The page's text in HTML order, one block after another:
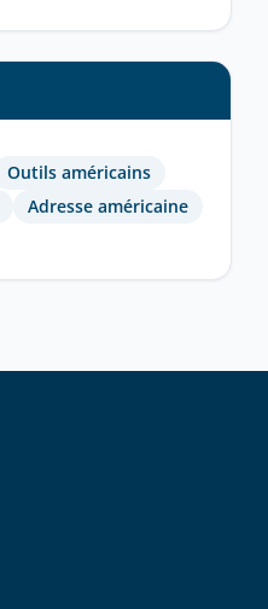
Outils américains
Adresse américaine